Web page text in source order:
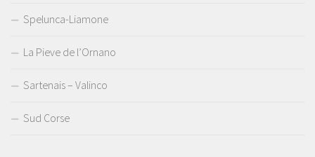
Spelunca-Liamone
La Pieve de l’Ornano
Sartenais – Valinco
Sud Corse